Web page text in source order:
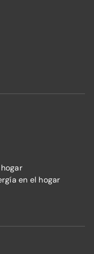
en el hogar